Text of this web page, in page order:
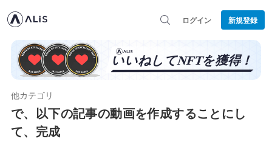
ログイン 新規登録
他カテゴリ
で、以下の記事の動画を作成することにし
て、完成